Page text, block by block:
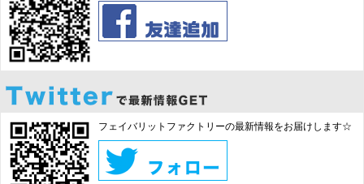
フェイバリットファクトリーの最新情報をお届けします☆